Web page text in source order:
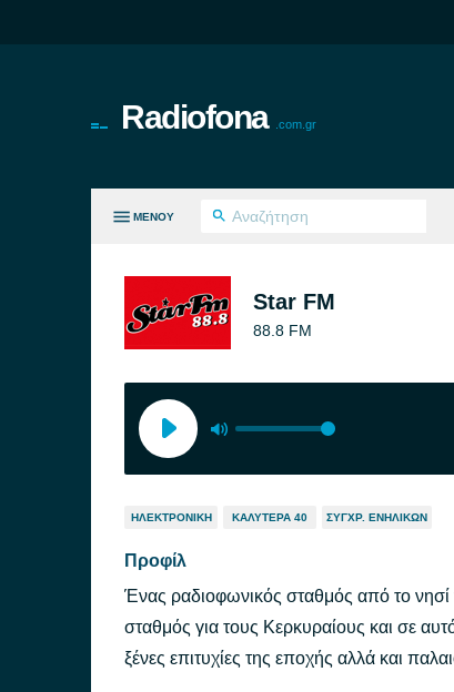
Radiofona .com.gr
ΜΕΝΟΎ
Star FM
88.8 FM
ΗΛΕΚΤΡΟΝΙΚΉ ΚΑΛΎΤΕΡΑ 40 ΣΎΓΧΡ. ΕΝΗΛΊΚΩΝ
Προφίλ
Ένας ραδιοφωνικός σταθμός από το νησί
σταθμός για τους Κερκυραίους και σε
ξένες επιτυχίες της εποχής αλλά και